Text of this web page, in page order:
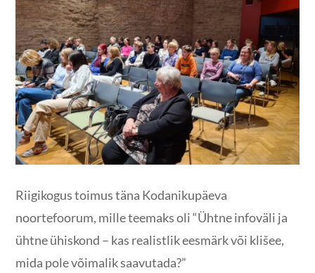
Riigikogus toimus täna Kodanikupäeva
noortefoorum, mille teemaks oli “Ühtne infoväli ja
ühtne ühiskond – kas realistlik eesmärk või klišee,
mida pole võimalik saavutada?”